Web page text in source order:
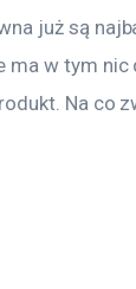
już są
ma w tym
Na co